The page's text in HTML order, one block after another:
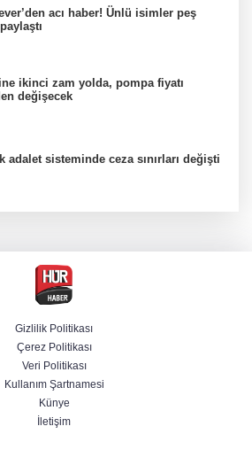
acı haber! Ünlü isimler peş
ikinci zam yolda, pompa fiyatı
değişecek
adalet sisteminde ceza sınırları değişti
Göktaş: Ülkemize, milletimize, şehit
ve kahraman gazilerimize hayırlı
Türkiye yasa teklifi Meclis'te
Gürlek, Muhsin Yazıcıoğlu'nun ailesini
Gizlilik Politikası
Çerez Politikası
Veri Politikası
Kullanım Şartnamesi
Künye
İletişim